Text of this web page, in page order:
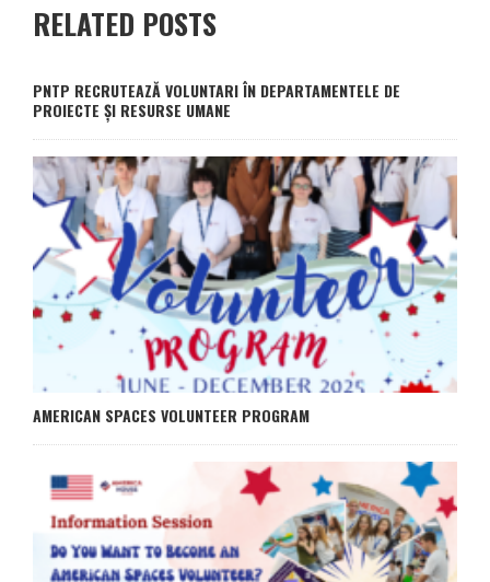
RELATED POSTS
PNTP RECRUTEAZĂ VOLUNTARI ÎN DEPARTAMENTELE DE
PROIECTE ȘI RESURSE UMANE
AMERICAN SPACES VOLUNTEER PROGRAM